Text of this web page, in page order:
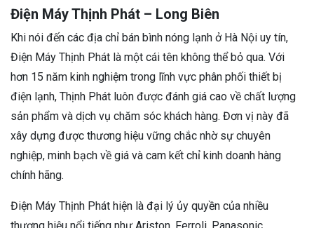
Điện Máy Thịnh Phát – Long Biên
Khi nói đến các địa chỉ bán bình nóng lạnh ở Hà Nội uy tín,
Điện Máy Thịnh Phát là một cái tên không thể bỏ qua. Với
hơn 15 năm kinh nghiệm trong lĩnh vực phân phối thiết bị
điện lạnh, Thịnh Phát luôn được đánh giá cao về chất lượng
sản phẩm và dịch vụ chăm sóc khách hàng. Đơn vị này đã
xây dựng được thương hiệu vững chắc nhờ sự chuyên
nghiệp, minh bạch về giá và cam kết chỉ kinh doanh hàng
chính hãng.
Điện Máy Thịnh Phát hiện là đại lý ủy quyền của nhiều